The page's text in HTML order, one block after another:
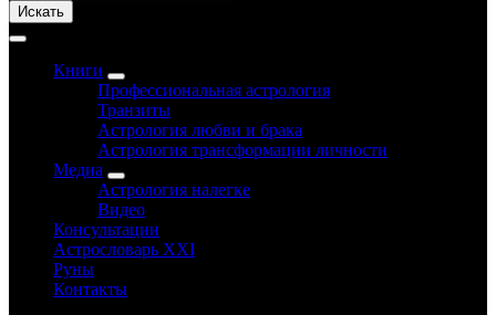
Искать
Книги
Профессиональная астрология
Транзиты
Астрология любви и брака
Астрология трансформации личности
Медиа
Астрология налегке
Видео
Консультации
Астрословарь XXI
Руны
Контакты